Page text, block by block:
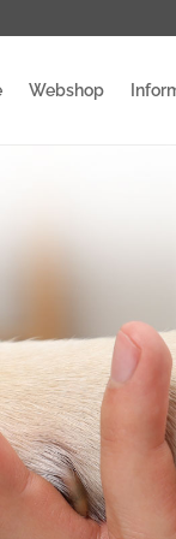
Webshop